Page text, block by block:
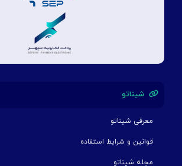
شیناتو
معرفی شیناتو
قوانین و شرایط استفاده
مجله شیناتو